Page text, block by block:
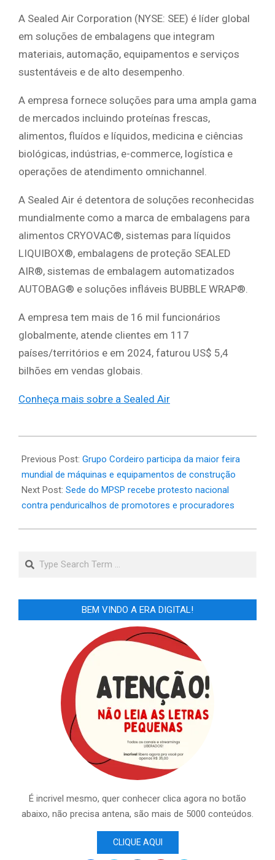
A Sealed Air Corporation (NYSE: SEE) é líder global
em soluções de embalagens que integram
materiais, automação, equipamentos e serviços
sustentáveis ​​e de alto desempenho.
A empresa fornece soluções para uma ampla gama
de mercados incluindo proteínas frescas,
alimentos, fluídos e líquidos, medicina e ciências
biológicas, indústrias, e-commerce, logística e
operações de atendimento omnichannel.
A Sealed Air é detentora de soluções reconhecidas
mundialmente como a marca de embalagens para
alimentos CRYOVAC®, sistemas para líquidos
LIQUIBOX®, embalagens de proteção SEALED
AIR®, sistemas de embalagem automatizados
AUTOBAG® e soluções infláveis BUBBLE WRAP®.
A empresa tem mais de 16 mil funcionários
globalmente, atende clientes em 117
países/territórios e em 2024, faturou US$ 5,4
bilhões em vendas globais.
Conheça mais sobre a Sealed Air
04-
14
Previous Post: Grupo Cordeiro participa da maior feira
mundial de máquinas e equipamentos de construção
Next Post: Sede do MPSP recebe protesto nacional
contra penduricalhos de promotores e procuradores
Search
BEM VINDO A ERA DIGITAL!
É incrivel mesmo, quer conhecer clica agora no botão
abaixo, não precisa antena, são mais de 5000 conteúdos.
CLIQUE AQUI